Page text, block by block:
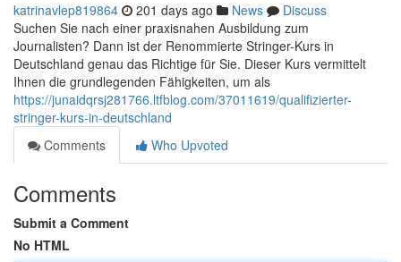
katrinavlep819864 201 days ago News
Discuss
Suchen Sie nach einer praxisnahen Ausbildung zum
Journalisten? Dann ist der Renommierte Stringer-Kurs in
Deutschland genau das Richtige für Sie. Dieser Kurs vermittelt
Ihnen die grundlegenden Fähigkeiten, um als
https://junaidqrsj281766.ltfblog.com/37011619/qualifizierter-
stringer-kurs-in-deutschland
Comments
Who Upvoted
Comments
Submit a Comment
No HTML